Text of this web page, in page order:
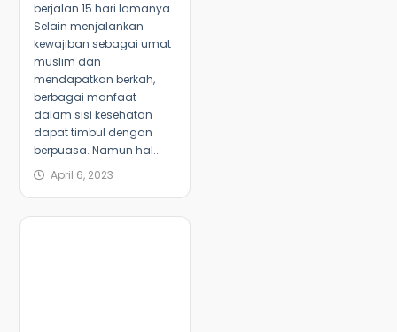
berjalan 15 hari lamanya.
Selain menjalankan
kewajiban sebagai umat
muslim dan
mendapatkan berkah,
berbagai manfaat
dalam sisi kesehatan
dapat timbul dengan
berpuasa. Namun hal...
April 6, 2023